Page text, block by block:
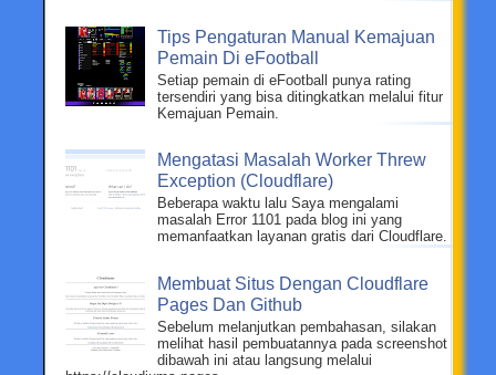
Tips Pengaturan Manual Kemajuan
Pemain Di eFootball
Setiap pemain di eFootball punya rating
tersendiri yang bisa ditingkatkan melalui fitur
Kemajuan Pemain.
Mengatasi Masalah Worker Threw
Exception (Cloudflare)
Beberapa waktu lalu Saya mengalami
masalah Error 1101 pada blog ini yang
memanfaatkan layanan gratis dari Cloudflare.
Membuat Situs Dengan Cloudflare
Pages Dan Github
Sebelum melanjutkan pembahasan, silakan
melihat hasil pembuatannya pada screenshot
dibawah ini atau langsung melalui